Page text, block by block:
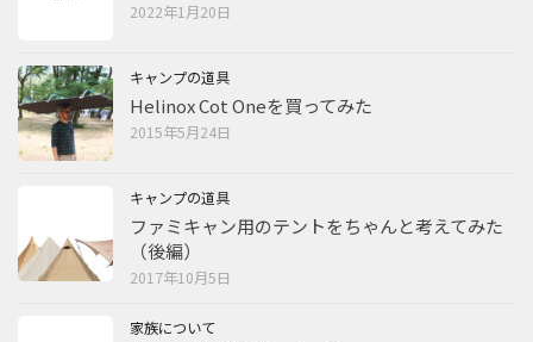
2022年1月20日
キャンプの道具
Helinox Cot Oneを買ってみた
2015年5月24日
キャンプの道具
ファミキャン用のテントをちゃんと考えてみた
（後編）
2017年10月5日
家族について